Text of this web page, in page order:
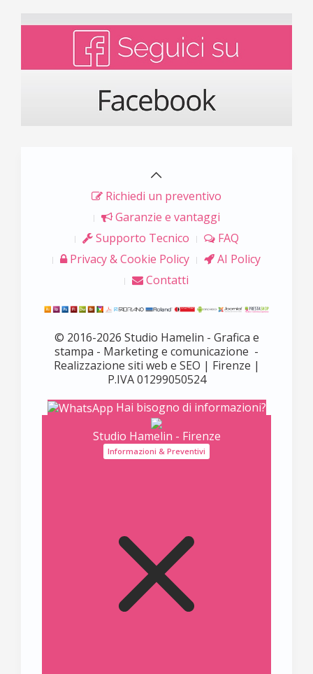
Richiedi un preventivo
Garanzie e vantaggi
Supporto Tecnico
FAQ
Privacy & Cookie Policy
AI Policy
Contatti
© 2016-2026 Studio Hamelin - Grafica e
stampa - Marketing e comunicazione -
Realizzazione siti web e SEO | Firenze |
P.IVA 01299050524
Hai bisogno di informazioni?
Studio Hamelin - Firenze
Informazioni & Preventivi